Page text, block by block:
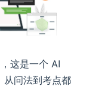
new window)
，这是一个 AI
从问法到考点都